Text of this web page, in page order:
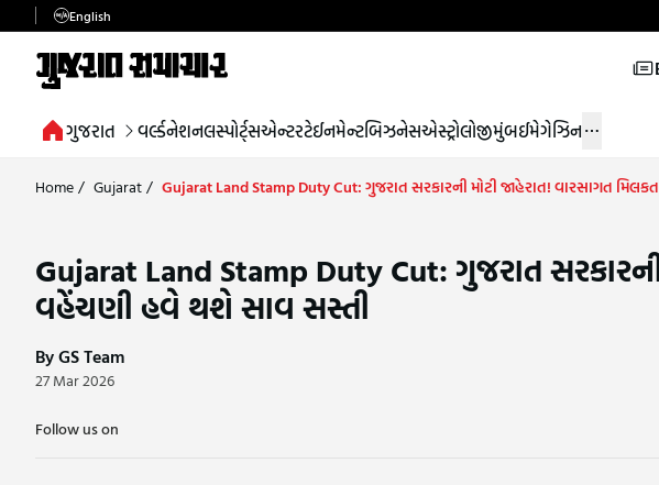
English
ગુજરાત વર્લ્ડનેશનલસ્પોર્ટ્સએન્ટરટેઈનમેન્ટબિઝનેસએસ્ટ્રોલોજીમુંબઈમેગેઝિન
Home/ Gujarat/ Gujarat Land Stamp Duty Cut: ગુજરાત સરકારની મોટી જાહેરાત! વારસાગત
Gujarat Land Stamp Duty Cut: ગુજરાત
વહેંચણી હવે થશે સાવ સસ્તી
By GS Team
27 Mar 2026
Follow us on